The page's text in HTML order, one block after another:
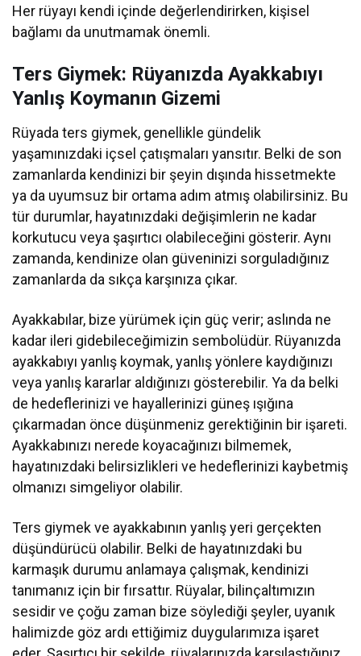
Her rüyayı kendi içinde değerlendirirken, kişisel
bağlamı da unutmamak önemli.
Ters Giymek: Rüyanızda Ayakkabıyı
Yanlış Koymanın Gizemi
Rüyada ters giymek, genellikle gündelik
yaşamınızdaki içsel çatışmaları yansıtır. Belki de son
zamanlarda kendinizi bir şeyin dışında hissetmekte
ya da uyumsuz bir ortama adım atmış olabilirsiniz. Bu
tür durumlar, hayatınızdaki değişimlerin ne kadar
korkutucu veya şaşırtıcı olabileceğini gösterir. Aynı
zamanda, kendinize olan güveninizi sorguladığınız
zamanlarda da sıkça karşınıza çıkar.
Ayakkabılar, bize yürümek için güç verir; aslında ne
kadar ileri gidebileceğimizin sembolüdür. Rüyanızda
ayakkabıyı yanlış koymak, yanlış yönlere kaydığınızı
veya yanlış kararlar aldığınızı gösterebilir. Ya da belki
de hedeflerinizi ve hayallerinizi güneş ışığına
çıkarmadan önce düşünmeniz gerektiğinin bir işareti.
Ayakkabınızı nerede koyacağınızı bilmemek,
hayatınızdaki belirsizlikleri ve hedeflerinizi kaybetmiş
olmanızı simgeliyor olabilir.
Ters giymek ve ayakkabının yanlış yeri gerçekten
düşündürücü olabilir. Belki de hayatınızdaki bu
karmaşık durumu anlamaya çalışmak, kendinizi
tanımanız için bir fırsattır. Rüyalar, bilinçaltımızın
sesidir ve çoğu zaman bize söylediği şeyler, uyanık
halimizde göz ardı ettiğimiz duygularımıza işaret